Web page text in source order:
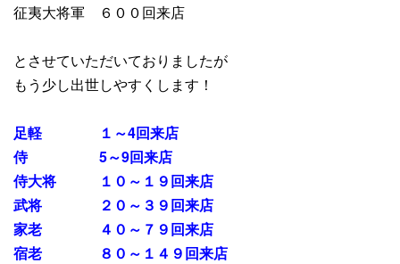
征夷大将軍 ６００回来店
とさせていただいておりましたが
もう少し出世しやすくします！
足軽 １～4回来店
侍 5～9回来店
侍大将 １０～１９回来店
武将 ２０～３９回来店
家老 ４０～７９回来店
宿老 ８０～１４９回来店